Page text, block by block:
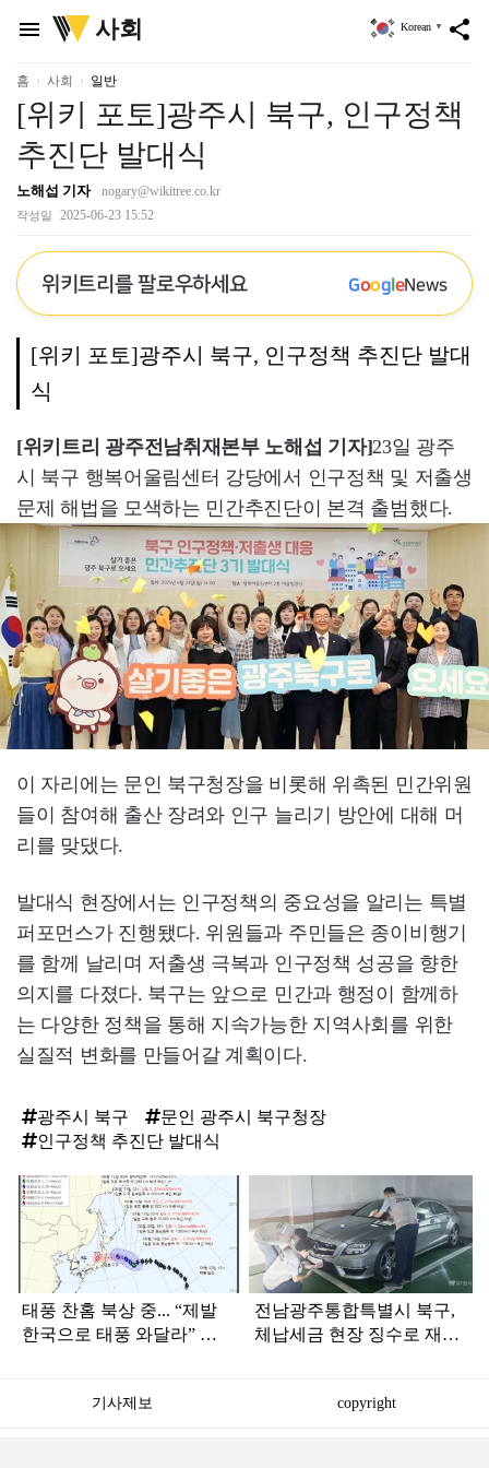
menu
위
키
리
사회 share
Korean ▼
홈 사회 일반
[위키 포토]광주시 북구, 인구정책
추진단 발대식
노해섭 기자 nogary@wikitree.co.kr
작성일 2025-06-23 15:52
위키트리를 팔로우하세요 GoogleNews
[위키 포토]광주시 북구, 인구정책 추진단 발대
식
[위키트리 광주전남취재본부 노해섭 기자]23일 광주
시 북구 행복어울림센터 강당에서 인구정책 및 저출생
문제 해법을 모색하는 민간추진단이 본격 출범했다.
이 자리에는 문인 북구청장을 비롯해 위촉된 민간위원
들이 참여해 출산 장려와 인구 늘리기 방안에 대해 머
리를 맞댔다.
발대식 현장에서는 인구정책의 중요성을 알리는 특별
퍼포먼스가 진행됐다. 위원들과 주민들은 종이비행기
를 함께 날리며 저출생 극복과 인구정책 성공을 향한
의지를 다졌다. 북구는 앞으로 민간과 행정이 함께하
는 다양한 정책을 통해 지속가능한 지역사회를 위한
실질적 변화를 만들어갈 계획이다.
광주시 북구
문인 광주시 북구청장
인구정책 추진단 발대식
탑
라
인
태풍 찬홈 북상 중... “제발
한국으로 태풍 와달라” 말
전남광주통합특별시 북구,
체납세금 현장 징수로 재정
기사제보 copyright